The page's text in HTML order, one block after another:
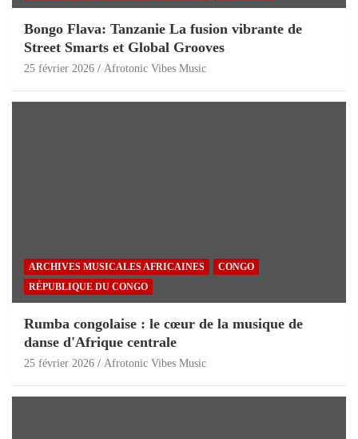
Bongo Flava: Tanzanie La fusion vibrante de
Street Smarts et Global Grooves
25 février 2026 Afrotonic Vibes Music
ARCHIVES MUSICALES AFRICAINES
CONGO
RÉPUBLIQUE DU CONGO
Rumba congolaise : le cœur de la musique de
danse d'Afrique centrale
25 février 2026 Afrotonic Vibes Music